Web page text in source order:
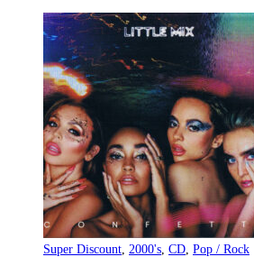
Super Discount 2000's CD Pop / Rock